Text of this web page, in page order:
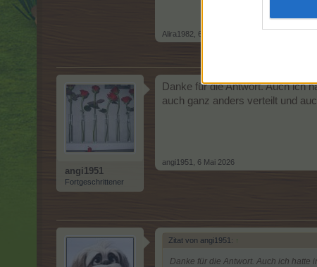
Alira1982 6 Mai 2026
angi1951
Fortgeschrittener
Danke für die Antwort. Auch ich
auch ganz anders verteilt und
angi1951 6 Mai 2026
Zitat von angi1951: ↑
Danke für die Antwort. Auch ich hatte